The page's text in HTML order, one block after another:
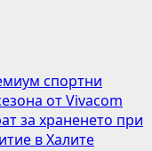
спортни
от Vivacom
за храненето при
в Халите